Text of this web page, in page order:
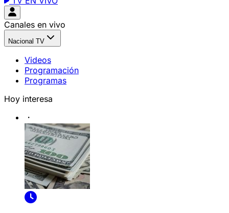
Canales en vivo
Nacional TV
Videos
Programación
Programas
Hoy interesa